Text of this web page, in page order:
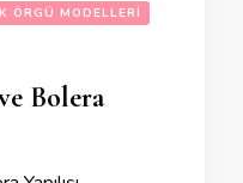
ÖRGÜ MODELLERI
Bolera